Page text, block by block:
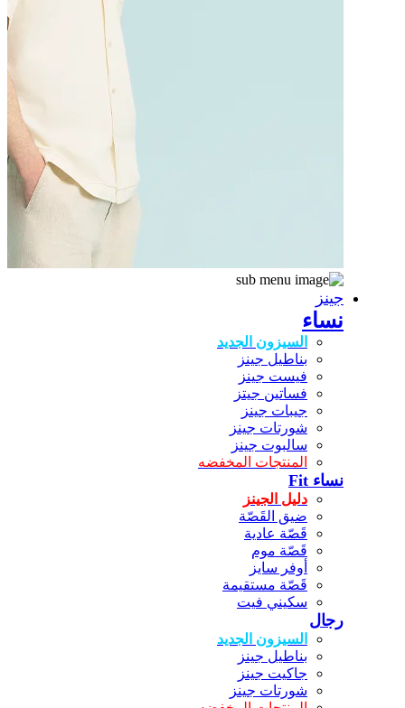
جينز
نساء
السيزون الجديد
بناطيل جينز
فيست جينز
فساتين جيتز
جيبات جينز
شورتات جينز
سالبوت جينز
المنتجات المخفضه
نساء Fit
دليل الجينز
ضيق القَصّة
قَصّة عادية
قَصّة موم
أوفر سايز
قَصّة مستقيمة
سكيني فيت
رجال
السيزون الجديد
بناطيل جينز
جاكيت جينز
شورتات جينز